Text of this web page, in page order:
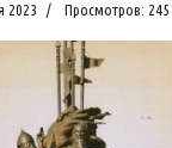
2023 Просмотров: 245